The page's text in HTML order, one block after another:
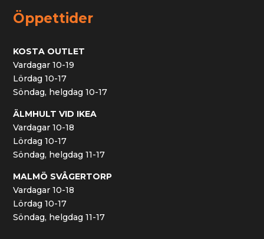
Öppettider
KOSTA OUTLET
Vardagar 10-19
Lördag 10-17
Söndag, helgdag 10-17
ÄLMHULT VID IKEA
Vardagar 10-18
Lördag 10-17
Söndag, helgdag 11-17
MALMÖ SVÅGERTORP
Vardagar 10-18
Lördag 10-17
Söndag, helgdag 11-17